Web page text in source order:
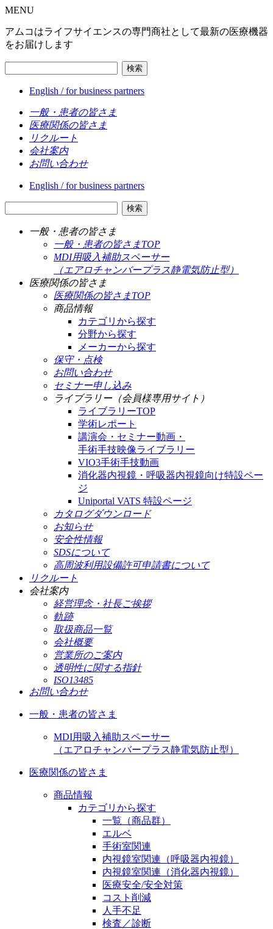
MENU
アムコはライフサイエンスの専門商社として最新の医療機器
をお届けします
検索
English / for business partners
一般・患者の皆さま
医療関係の皆さま
リクルート
会社案内
お問い合わせ
English / for business partners
検索
一般・患者の皆さま
一般・患者の皆さまTOP
MDI用吸入補助スペーサー
（エアロチャンバープラス静電気防止型）
医療関係の皆さま
医療関係の皆さまTOP
商品情報
カテゴリから探す
分野から探す
メーカーから探す
保守・点検
お問い合わせ
セミナー申し込み
ライブラリー（会員様専用サイト）
ライブラリーTOP
学術レポート
講演会・セミナー動画・
手術手技映像ライブラリー
VIO3手術手技動画
消化器内視鏡・呼吸器内視鏡向け特設ペー
ジ
Uniportal VATS 特設ページ
カタログダウンロード
お知らせ
安全性情報
SDSについて
高周波利用設備許可申請書について
リクルート
会社案内
経営理念・社長ご挨拶
軌跡
取扱商品一覧
会社概要
営業所のご案内
透明性に関する指針
ISO13485
お問い合わせ
一般・患者の皆さま
MDI用吸入補助スペーサー
（エアロチャンバープラス静電気防止型）
医療関係の皆さま
商品情報
カテゴリから探す
一覧（商品群）
エルベ
手術室関連
内視鏡室関連（呼吸器内視鏡）
内視鏡室関連（消化器内視鏡）
医療安全/安全対策
コスト削減
人手不足
検査／診断